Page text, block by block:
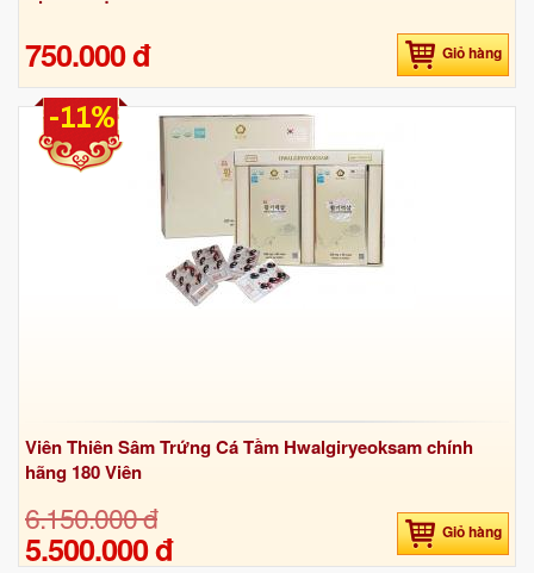
750.000 đ Giỏ hàng
Viên Thiên Sâm Trứng Cá Tầm Hwalgiryeoksam chính
hãng 180 Viên
6.150.000 đ
5.500.000 đ Giỏ hàng
-11%